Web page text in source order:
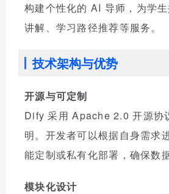
构建个性化的 AI 导师，为学
讲解、学习路径推荐等服务。
技术架构与优势
开源与可定制
Dify 采用 Apache 2.0 开源协
明。开发者可以根据自身需求
能定制或私有化部署，确保数
模块化设计